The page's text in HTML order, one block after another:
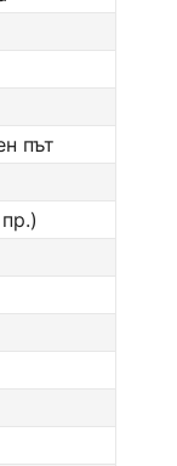
път